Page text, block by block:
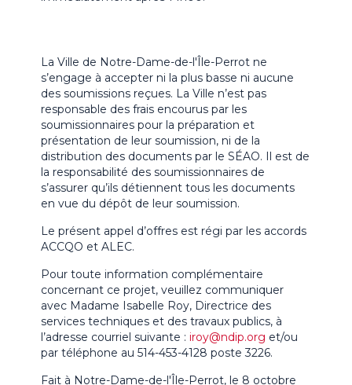
La Ville de Notre-Dame-de-l'Île-Perrot ne
s’engage à accepter ni la plus basse ni aucune
des soumissions reçues. La Ville n’est pas
responsable des frais encourus par les
soumissionnaires pour la préparation et
présentation de leur soumission, ni de la
distribution des documents par le SÉAO. Il est de
la responsabilité des soumissionnaires de
s’assurer qu’ils détiennent tous les documents
en vue du dépôt de leur soumission.
Le présent appel d’offres est régi par les accords
ACCQO et ALEC.
Pour toute information complémentaire
concernant ce projet, veuillez communiquer
avec Madame Isabelle Roy, Directrice des
services techniques et des travaux publics, à
l’adresse courriel suivante :iroy@ndip.org et/ou
par téléphone au 514-453-4128 poste 3226.
Fait à Notre-Dame-de-l'Île-Perrot, le 8 octobre